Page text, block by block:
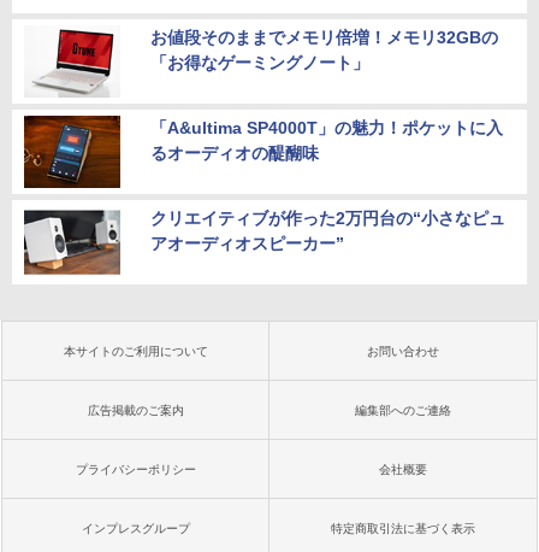
お値段そのままでメモリ倍増！メモリ32GBの
「お得なゲーミングノート」
「A&ultima SP4000T」の魅力！ポケットに入
るオーディオの醍醐味
クリエイティブが作った2万円台の“小さなピュ
アオーディオスピーカー”
本サイトのご利用について お問い合わせ
広告掲載のご案内 編集部へのご連絡
プライバシーポリシー 会社概要
インプレスグループ 特定商取引法に基づく表示